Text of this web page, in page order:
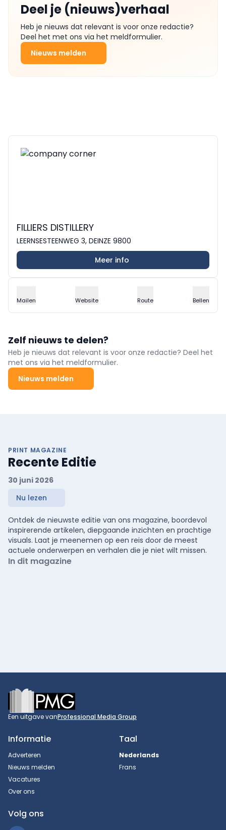
Deel je (nieuws)verhaal
Heb je nieuws dat relevant is voor onze redactie?
Deel het met ons via het meldformulier.
Nieuws melden
FILLIERS DISTILLERY
LEERNSESTEENWEG 3, DEINZE 9800
Meer info
Mailen Website Route Bellen
Zelf nieuws te delen?
Heb je nieuws dat relevant is voor onze redactie? Deel het
met ons via het meldformulier.
Nieuws melden
PRINT MAGAZINE
Recente Editie
30 juni 2026
Nu lezen
Ontdek de nieuwste editie van ons magazine, boordevol
inspirerende artikelen, diepgaande inzichten en prachtige
visuals. Laat je meenemen op een reis door de meest
actuele onderwerpen en verhalen die je niet wilt missen.
In dit magazine
Footer
Een uitgave vanProfessional Media Group
Informatie
Adverteren
Nieuws melden
Vacatures
Over ons
Taal
Nederlands
Frans
Volg ons